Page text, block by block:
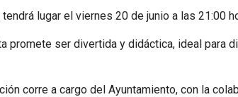
tendrá lugar el viernes 20 de junio a las 21:00
promete ser divertida y didáctica, ideal para
corre a cargo del Ayuntamiento, con la